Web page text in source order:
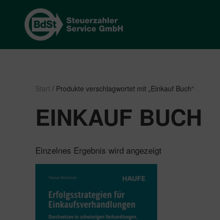
Start / Produkte verschlagwortet mit „Einkauf Buch“
EINKAUF BUCH
Einzelnes Ergebnis wird angezeigt